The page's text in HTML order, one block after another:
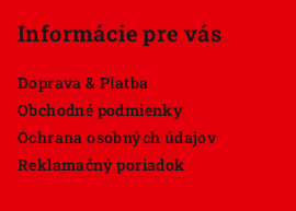
Informácie pre vás
Doprava & Platba
Obchodné podmienky
Ochrana osobných údajov
Reklamačný poriadok